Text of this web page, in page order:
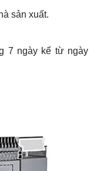
sản xuất.
7 ngày kể từ ngày